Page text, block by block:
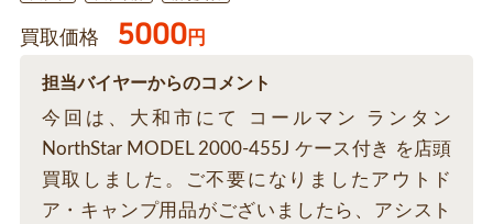
買取価格 5000円
担当バイヤーからのコメント
今回は、大和市にて コールマン ランタン
NorthStar MODEL 2000-455J ケース付き を店頭
買取しました。ご不要になりましたアウトド
ア・キャンプ用品がございましたら、アシスト